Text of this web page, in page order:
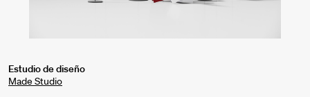
Estudio de diseño
Made Studio